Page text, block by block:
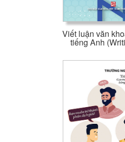
Viết luận văn
tiếng Anh